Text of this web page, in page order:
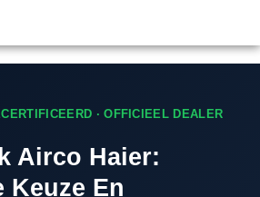
· OFFICIEEL DEALER
Airco Haier:
Keuze En